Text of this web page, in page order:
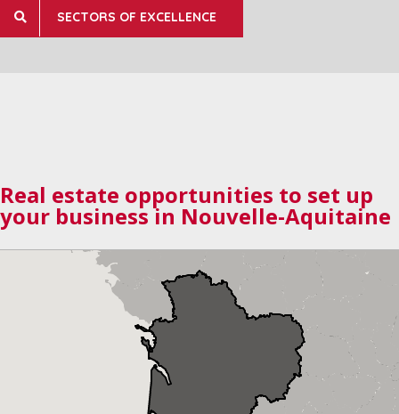
SECTORS OF EXCELLENCE
Real estate opportunities to set up
your business in Nouvelle-Aquitaine